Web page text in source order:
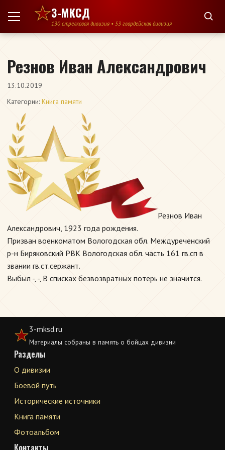
Перейти к содержимому
3-МКСД
130 стрелковая дивизия • 53 гвардейская дивизия
Резнов Иван Александрович
13.10.2019
Категории: Книга памяти
Резнов Иван
Александрович, 1923 года рождения.
Призван военкоматом Вологодская обл. Междуреченский
р-н Биряковский РВК Вологодская обл. часть 161 гв.сп в
звании гв.ст.сержант.
Выбыл -, -, В списках безвозвратных потерь не значится.
3-mksd.ru
Материалы собраны в память о бойцах дивизии
Разделы
О дивизии
Боевой путь
Исторические источники
Книга памяти
Фотоальбом
Контакты